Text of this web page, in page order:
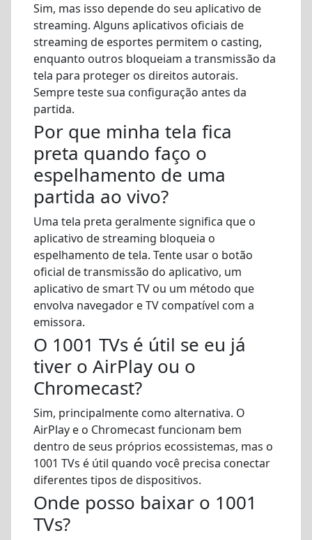
Sim, mas isso depende do seu aplicativo de
streaming. Alguns aplicativos oficiais de
streaming de esportes permitem o casting,
enquanto outros bloqueiam a transmissão da
tela para proteger os direitos autorais.
Sempre teste sua configuração antes da
partida.
Por que minha tela fica
preta quando faço o
espelhamento de uma
partida ao vivo?
Uma tela preta geralmente significa que o
aplicativo de streaming bloqueia o
espelhamento de tela. Tente usar o botão
oficial de transmissão do aplicativo, um
aplicativo de smart TV ou um método que
envolva navegador e TV compatível com a
emissora.
O 1001 TVs é útil se eu já
tiver o AirPlay ou o
Chromecast?
Sim, principalmente como alternativa. O
AirPlay e o Chromecast funcionam bem
dentro de seus próprios ecossistemas, mas o
1001 TVs é útil quando você precisa conectar
diferentes tipos de dispositivos.
Onde posso baixar o 1001
TVs?